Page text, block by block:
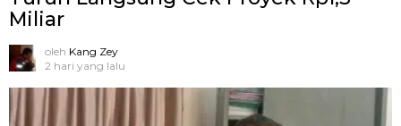
Miliar
oleh Kang Zey
2 hari yang lalu